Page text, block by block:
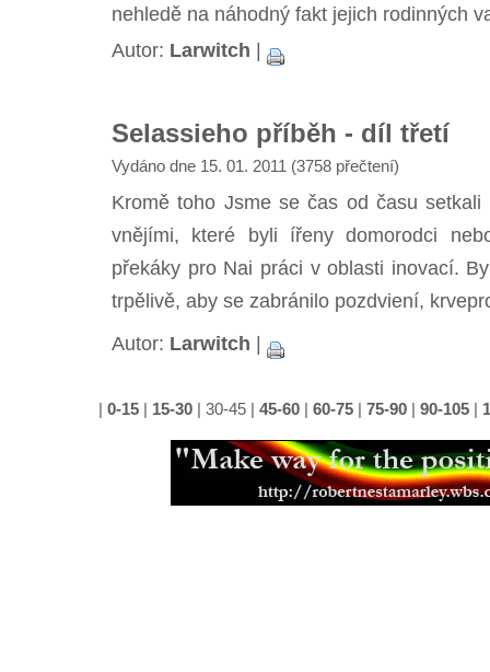
nehledě na náhodný fakt jejich rodinných
Autor: Larwitch |
Selassieho příběh - díl třetí
Vydáno dne 15. 01. 2011 (3758 přečtení)
Kromě toho Jsme se čas od času setkali
vnějími, které byli ířeny domorodci
překáky pro Nai práci v oblasti inovací.
trpělivě, aby se zabránilo pozdviení,
Autor: Larwitch |
| 0-15 | 15-30 | 30-45 | 45-60 | 60-75 | 75-90 | 90-105 |